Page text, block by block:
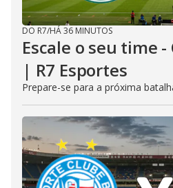
DO R7/HÁ 36 MINUTOS
Escale o seu time
| R7 Esportes
Prepare-se para a próxima